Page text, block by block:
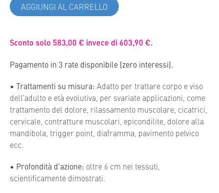
Sconto solo 583,00 € invece di 603,90 €.
Pagamento in 3 rate disponibile (zero interessi).
• Trattamenti su misura: Adatto per trattare corpo e viso
dell’adulto e età evolutiva, per svariate applicazioni, come
trattamento del dolore, rilassamento muscolare, cicatrici,
cervicale, contratture muscolari, epicondilite, dolore alla
mandibola, trigger point, diaframma, pavimento pelvico
ecc.
• Profondità d’azione: oltre 6 cm nei tessuti,
scientificamente dimostrati.
AGGIUNGI AL CARRELLO